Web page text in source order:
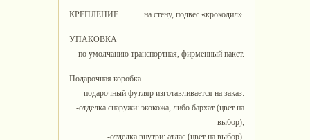
КРЕПЛЕНИЕ на стену, подвес «крокодил».
УПАКОВКА
по умолчанию транспортная, фирменный пакет.
Подарочная коробка
подарочный футляр изготавливается на заказ:
-отделка снаружи: экокожа, либо бархат (цвет на
выбор);
-отделка внутри: атлас (цвет на выбор).